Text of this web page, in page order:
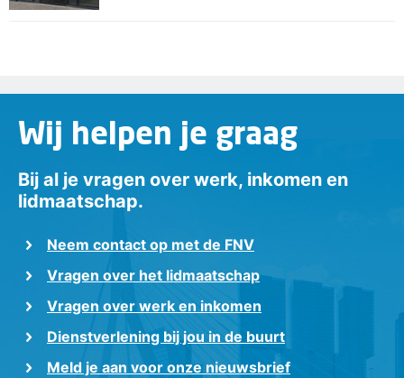
Wij helpen je graag
Bij al je vragen over werk, inkomen en
lidmaatschap.
Neem contact op met de FNV
Vragen over het lidmaatschap
Vragen over werk en inkomen
Dienstverlening bij jou in de buurt
Meld je aan voor onze nieuwsbrief